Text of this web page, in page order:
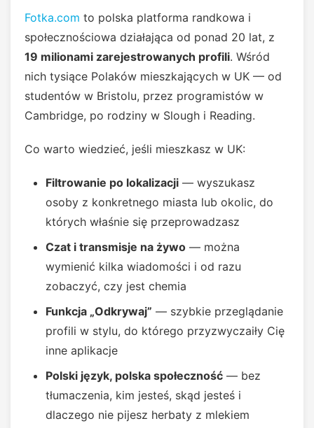
Fotka.com to polska platforma randkowa i
społecznościowa działająca od ponad 20 lat, z
19 milionami zarejestrowanych profili. Wśród
nich tysiące Polaków mieszkających w UK — od
studentów w Bristolu, przez programistów w
Cambridge, po rodziny w Slough i Reading.
Co warto wiedzieć, jeśli mieszkasz w UK:
Filtrowanie po lokalizacji — wyszukasz
osoby z konkretnego miasta lub okolic, do
których właśnie się przeprowadzasz
Czat i transmisje na żywo — można
wymienić kilka wiadomości i od razu
zobaczyć, czy jest chemia
Funkcja „Odkrywaj” — szybkie przeglądanie
profili w stylu, do którego przyzwyczaiły Cię
inne aplikacje
Polski język, polska społeczność — bez
tłumaczenia, kim jesteś, skąd jesteś i
dlaczego nie pijesz herbaty z mlekiem